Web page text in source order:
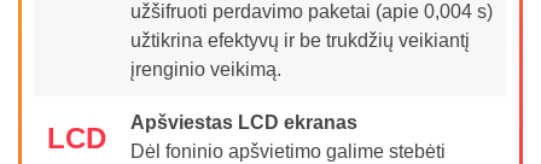
užšifruoti perdavimo paketai (apie 0,004 s)
užtikrina efektyvų ir be trukdžių veikiantį
įrenginio veikimą.
LCD
Apšviestas LCD ekranas
Dėl foninio apšvietimo galime stebėti